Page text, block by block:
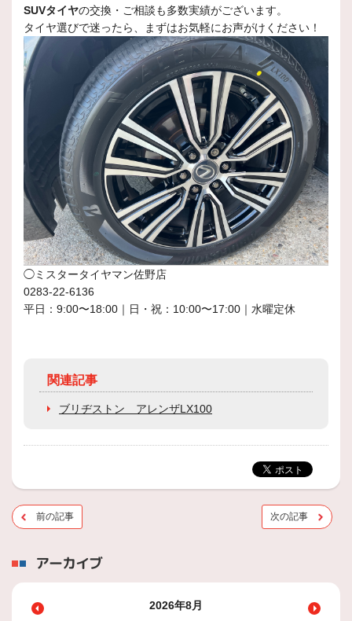
SUVタイヤの交換・ご相談も多数実績がございます。
タイヤ選びで迷ったら、まずはお気軽にお声がけください！
◯ミスタータイヤマン佐野店
0283-22-6136
平日：9:00〜18:00｜日・祝：10:00〜17:00｜水曜定休
関連記事
ブリヂストン アレンザLX100
前の記事 次の記事
アーカイブ
2026年8月